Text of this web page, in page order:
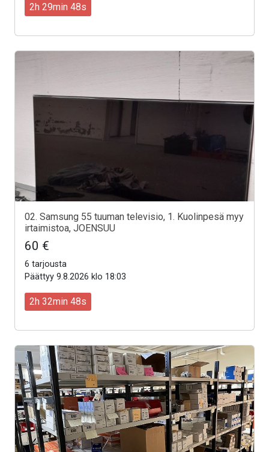
2h 29min 46s
02. Samsung 55 tuuman televisio, 1. Kuolinpesä myy
irtaimistoa, JOENSUU
60 €
6 tarjousta
Päättyy 9.8.2026 klo 18:03
2h 32min 46s